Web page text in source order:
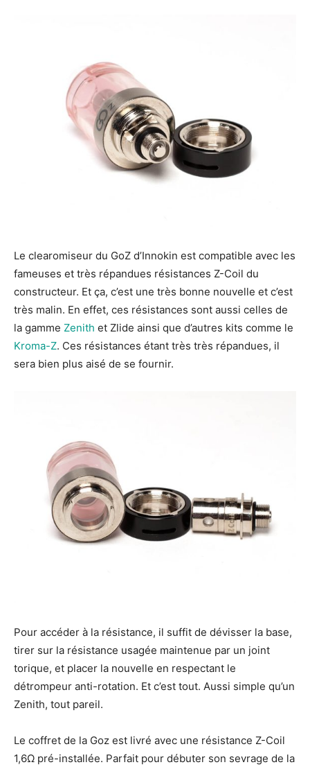
Le clearomiseur du GoZ d’Innokin est compatible avec les
fameuses et très répandues résistances Z-Coil du
constructeur. Et ça, c’est une très bonne nouvelle et c’est
très malin. En effet, ces résistances sont aussi celles de
la gamme Zenith et Zlide ainsi que d’autres kits comme le
Kroma-Z. Ces résistances étant très très répandues, il
sera bien plus aisé de se fournir.
Pour accéder à la résistance, il suffit de dévisser la base,
tirer sur la résistance usagée maintenue par un joint
torique, et placer la nouvelle en respectant le
détrompeur anti-rotation. Et c’est tout. Aussi simple qu’un
Zenith, tout pareil.
Le coffret de la Goz est livré avec une résistance Z-Coil
1,6Ω pré-installée. Parfait pour débuter son sevrage de la